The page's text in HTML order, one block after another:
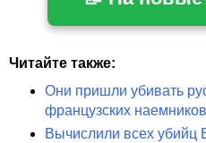
Читайте также:
Они пришли убивать
французских
Вычислили всех убийц